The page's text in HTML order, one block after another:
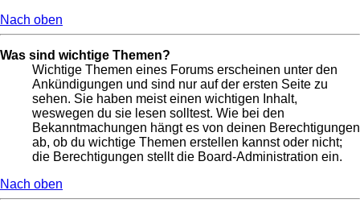
Nach oben
Was sind wichtige Themen?
Wichtige Themen eines Forums erscheinen unter den
Ankündigungen und sind nur auf der ersten Seite zu
sehen. Sie haben meist einen wichtigen Inhalt,
weswegen du sie lesen solltest. Wie bei den
Bekanntmachungen hängt es von deinen Berechtigungen
ab, ob du wichtige Themen erstellen kannst oder nicht;
die Berechtigungen stellt die Board-Administration ein.
Nach oben